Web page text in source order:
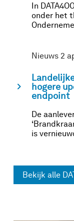
In
onder het
chevron_right
hogere
endpoint
Nieuws 2
De
is
Bekijk alle